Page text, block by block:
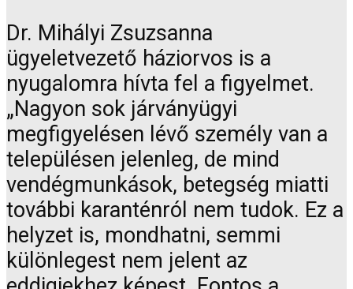
Dr. Mihályi Zsuzsanna
ügyeletvezető háziorvos is a
nyugalomra hívta fel a figyelmet.
„Nagyon sok járványügyi
megfigyelésen lévő személy van a
településen jelenleg, de mind
vendégmunkások, betegség miatti
további karanténról nem tudok. Ez a
helyzet is, mondhatni, semmi
különlegest nem jelent az